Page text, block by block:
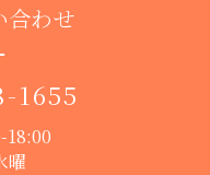
合わせ
1655